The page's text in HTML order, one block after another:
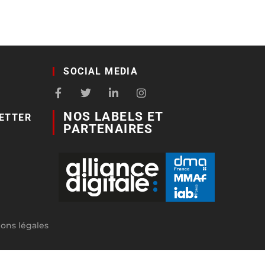
SOCIAL MEDIA
NOS LABELS ET
PARTENAIRES
légales